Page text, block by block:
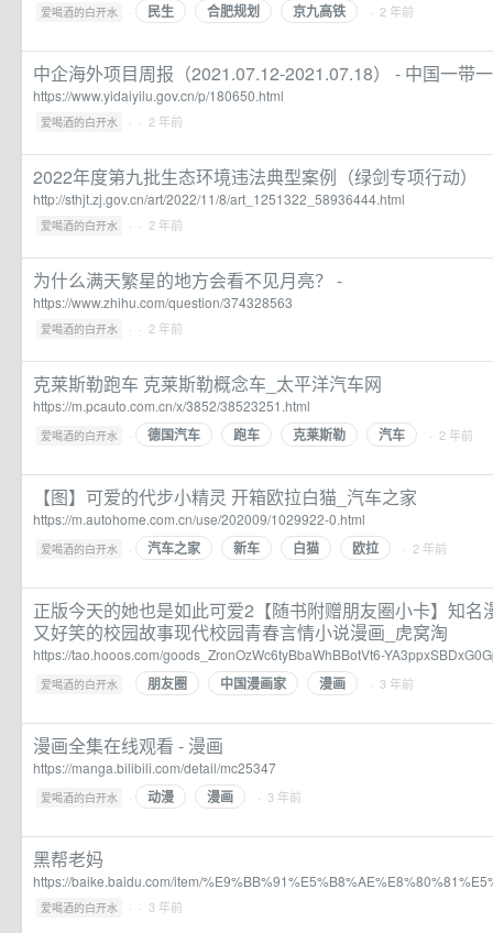
爱喝酒的白开水 · 民生 合肥规划 京九高铁 · 2 年前
中企海外项目周报（2021.07.12-2021.07.18） - 中国一带
https://www.yidaiyilu.gov.cn/p/180650.html
爱喝酒的白开水 · · 2 年前
2022年度第九批生态环境违法典型案例（绿剑专项行动）
http://sthjt.zj.gov.cn/art/2022/11/8/art_1251322_58936444.html
爱喝酒的白开水 · · 2 年前
为什么满天繁星的地方会看不见月亮？ -
https://www.zhihu.com/question/374328563
爱喝酒的白开水 · · 2 年前
克莱斯勒跑车 克莱斯勒概念车_太平洋汽车网
https://m.pcauto.com.cn/x/3852/38523251.html
爱喝酒的白开水 · 德国汽车 跑车 克莱斯勒 汽车 · 2 年前
【图】可爱的代步小精灵 开箱欧拉白猫_汽车之家
https://m.autohome.com.cn/use/202009/1029922-0.html
爱喝酒的白开水 · 汽车之家 新车 白猫 欧拉 · 2 年前
正版今天的她也是如此可爱2【随书附赠朋友圈小卡】知名
又好笑的校园故事现代校园青春言情小说漫画_虎窝淘
https://tao.hooos.com/goods_ZronOzWc6tyBbaWhBBotVt6-
爱喝酒的白开水 · 朋友圈 中国漫画家 漫画 · 3 年前
漫画全集在线观看 - 漫画
https://manga.bilibili.com/detail/mc25347
爱喝酒的白开水 · 动漫 漫画 · 3 年前
黑帮老妈
https://baike.baidu.com/item/
爱喝酒的白开水 · · 3 年前